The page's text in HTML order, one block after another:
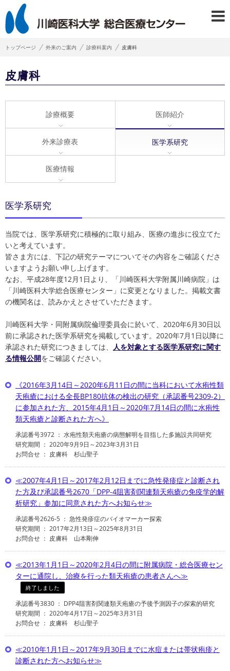
トップページ 外来のご案内 診療科案内 皮膚科
皮膚科
診療概要 医師紹介
外来診療表 医学系研究
医療情報
医学系研究
当院では、医学系研究に積極的に取り組み、医療の進歩に役立てた
いと考えています。
皆さま方には、下記の研究テーマについてその内容をご確認くださ
いますようお願い申し上げます。
なお、平成28年度12月1日より、「川崎医科大学附属川崎病院」は
「川崎医科大学総合医療センター」に変更となりました。掲載文書
の機関名は、読みかえとさせていただきます。
川崎医科大学・同附属病院倫理委員会に於いて、2020年6月30日以
前に承認された医学系研究を掲載しています。2020年7月1日以降に
承認された研究につきましては、
人を対象とする医学系研究に関す
る情報公開をご確認ください。
《2016年3月14日～2020年6月11日の間に当科において水疱性類
天疱瘡における全長BP180抗体の検出の研究（承認番号2309-2）
に参加された方、2015年4月1日～2020年7月14日の間に水疱性
類天疱瘡と診断された方へ》
承認番号3972 ： 水疱性類天疱瘡の病態解明を目指した多施設共同研究
研究期間 ： 2020年9月9日～2023年3月31日
お問合せ ： 皮膚科 杉山聖子
≪2007年4月1日～2017年2月12日までに急性発疹症と診断され
た方及び承認番号2670「DPP-4阻害剤関連類天疱瘡の免疫学的解
析研究」参加に同意された方へお知らせ≫
承認番号2626-5 ： 急性発疹症のバイオマーカー探索
研究期間 ： 2017年2月13日～2025年8月31日
お問合せ ： 皮膚科 山本剛伸
≪2013年1月1日～2020年2月4日の間に附属病院・総合医療セン
ターに通院し、治療を行った類天疱瘡の患者さんへ≫
終了しました
承認番号3830 ： DPP4阻害剤関連類天疱瘡の予後予測因子の探索的研究
研究期間 ： 2020年4月17日～2025年3月31日
お問合せ ： 皮膚科 杉山聖子
≪2010年1月1日～2017年9月30日までに水痘または帯状疱疹と
診断された方へお知らせ≫